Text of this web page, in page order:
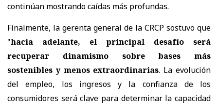
continúan mostrando caídas más profundas.
Finalmente, la gerenta general de la CRCP sostuvo que
"hacia adelante, el principal desafío será
recuperar dinamismo sobre bases más
sostenibles y menos extraordinarias. La evolución
del empleo, los ingresos y la confianza de los
consumidores será clave para determinar la capacidad